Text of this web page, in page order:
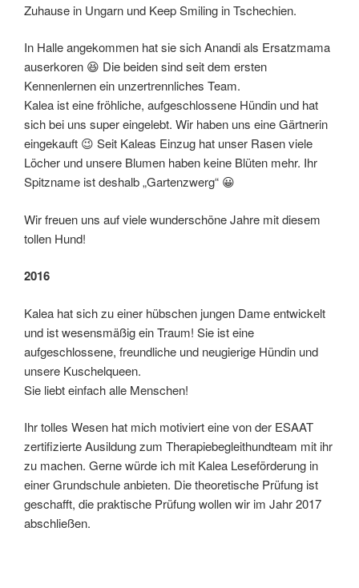
Zuhause in Ungarn und Keep Smiling in Tschechien.
In Halle angekommen hat sie sich Anandi als Ersatzmama
auserkoren 😆 Die beiden sind seit dem ersten
Kennenlernen ein unzertrennliches Team.
Kalea ist eine fröhliche, aufgeschlossene Hündin und hat
sich bei uns super eingelebt. Wir haben uns eine Gärtnerin
eingekauft 😉 Seit Kaleas Einzug hat unser Rasen viele
Löcher und unsere Blumen haben keine Blüten mehr. Ihr
Spitzname ist deshalb „Gartenzwerg“ 😀
Wir freuen uns auf viele wunderschöne Jahre mit diesem
tollen Hund!
2016
Kalea hat sich zu einer hübschen jungen Dame entwickelt
und ist wesensmäßig ein Traum! Sie ist eine
aufgeschlossene, freundliche und neugierige Hündin und
unsere Kuschelqueen.
Sie liebt einfach alle Menschen!
Ihr tolles Wesen hat mich motiviert eine von der ESAAT
zertifizierte Ausildung zum Therapiebegleithundteam mit ihr
zu machen. Gerne würde ich mit Kalea Leseförderung in
einer Grundschule anbieten. Die theoretische Prüfung ist
geschafft, die praktische Prüfung wollen wir im Jahr 2017
abschließen.